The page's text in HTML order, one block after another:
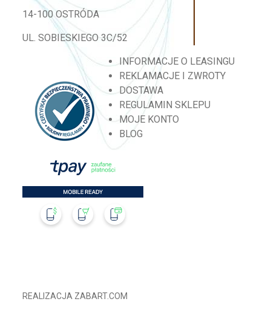
14-100 OSTRÓDA
UL. SOBIESKIEGO 3C/52
INFORMACJE O LEASINGU
REKLAMACJE I ZWROTY
DOSTAWA
REGULAMIN SKLEPU
MOJE KONTO
BLOG
REALIZACJA ZABART.COM